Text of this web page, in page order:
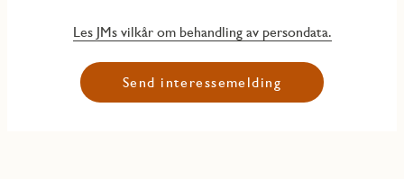
Les JMs vilkår om behandling av persondata.
Send interessemelding